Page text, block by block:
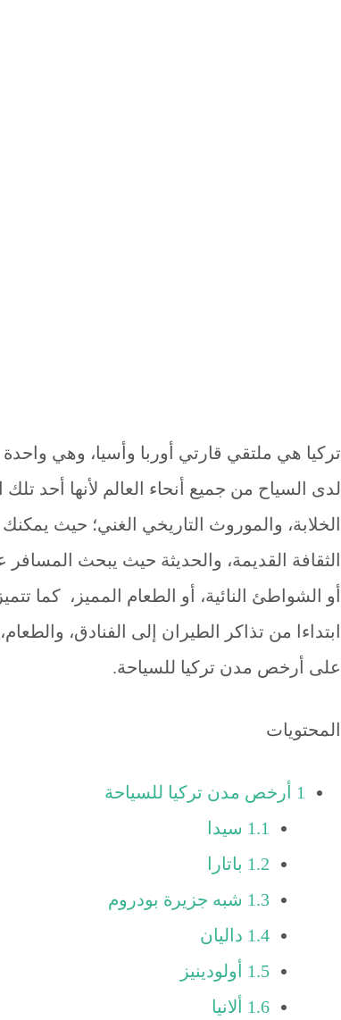
تركيا هي ملتقي قارتي أوربا وأسيا، وهي
لدى السياح من جميع أنحاء العالم لأنها أحد تلك
الخلابة، والموروث التاريخي الغني؛ حيث
الثقافة القديمة، والحديثة حيث يبحث المسافر
أو الشواطئ النائية، أو الطعام المميز، كما
ابتداءا من تذاكر الطيران إلى الفنادق،
على أرخص مدن تركيا للسياحة.
المحتويات
1 أرخص مدن تركيا للسياحة
1.1 سيدا
1.2 باتارا
1.3 شبه جزيرة بودروم
1.4 داليان
1.5 أولودينيز
1.6 ألانيا